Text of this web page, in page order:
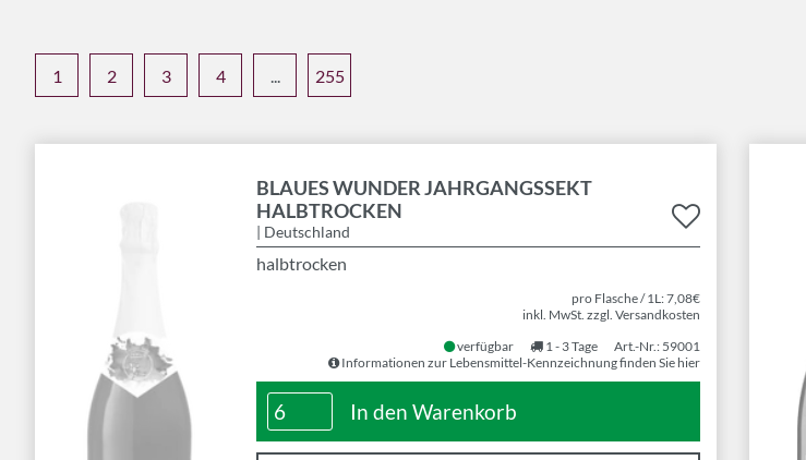
1 2 3 4 ... 255
BLAUES WUNDER JAHRGANGSSEKT
HALBTROCKEN
| Deutschland
halbtrocken
pro Flasche / 1L: 7,08€
inkl. MwSt. zzgl. Versandkosten
verfügbar
1 - 3 Tage
Art.-Nr.: 59001
Informationen zur Lebensmittel-Kennzeichnung finden Sie hier